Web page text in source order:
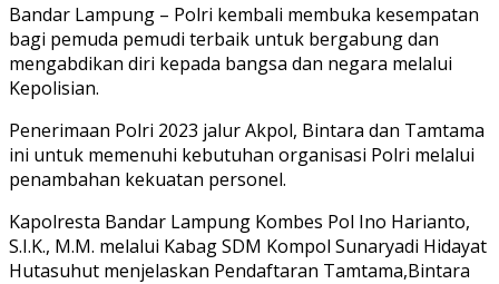
Bandar Lampung – Polri kembali membuka kesempatan
bagi pemuda pemudi terbaik untuk bergabung dan
mengabdikan diri kepada bangsa dan negara melalui
Kepolisian.
Penerimaan Polri 2023 jalur Akpol, Bintara dan Tamtama
ini untuk memenuhi kebutuhan organisasi Polri melalui
penambahan kekuatan personel.
Kapolresta Bandar Lampung Kombes Pol Ino Harianto,
S.I.K., M.M. melalui Kabag SDM Kompol Sunaryadi Hidayat
Hutasuhut menjelaskan Pendaftaran Tamtama,Bintara